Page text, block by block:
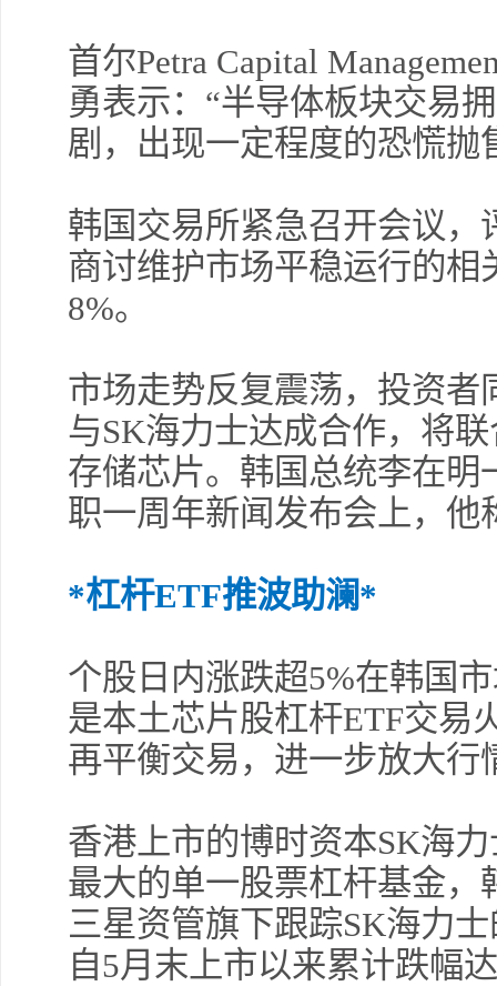
首尔Petra Capital
勇表示：“半导体板块交易
剧，出现一定程度的恐慌抛
韩国交易所紧急召开会议
商讨维护市场平稳运行的
8%。
市场走势反复震荡，投资
与SK海力士达成合作，将
存储芯片。韩国总统李在
职一周年新闻发布会上，
*杠杆ETF推波助澜*
个股日内涨跌超5%在韩国
是本土芯片股杠杆ETF交易
再平衡交易，进一步放大行
香港上市的博时资本SK海
最大的单一股票杠杆基金
三星资管旗下跟踪SK海力
自5月末上市以来累计跌幅
许
擎
许